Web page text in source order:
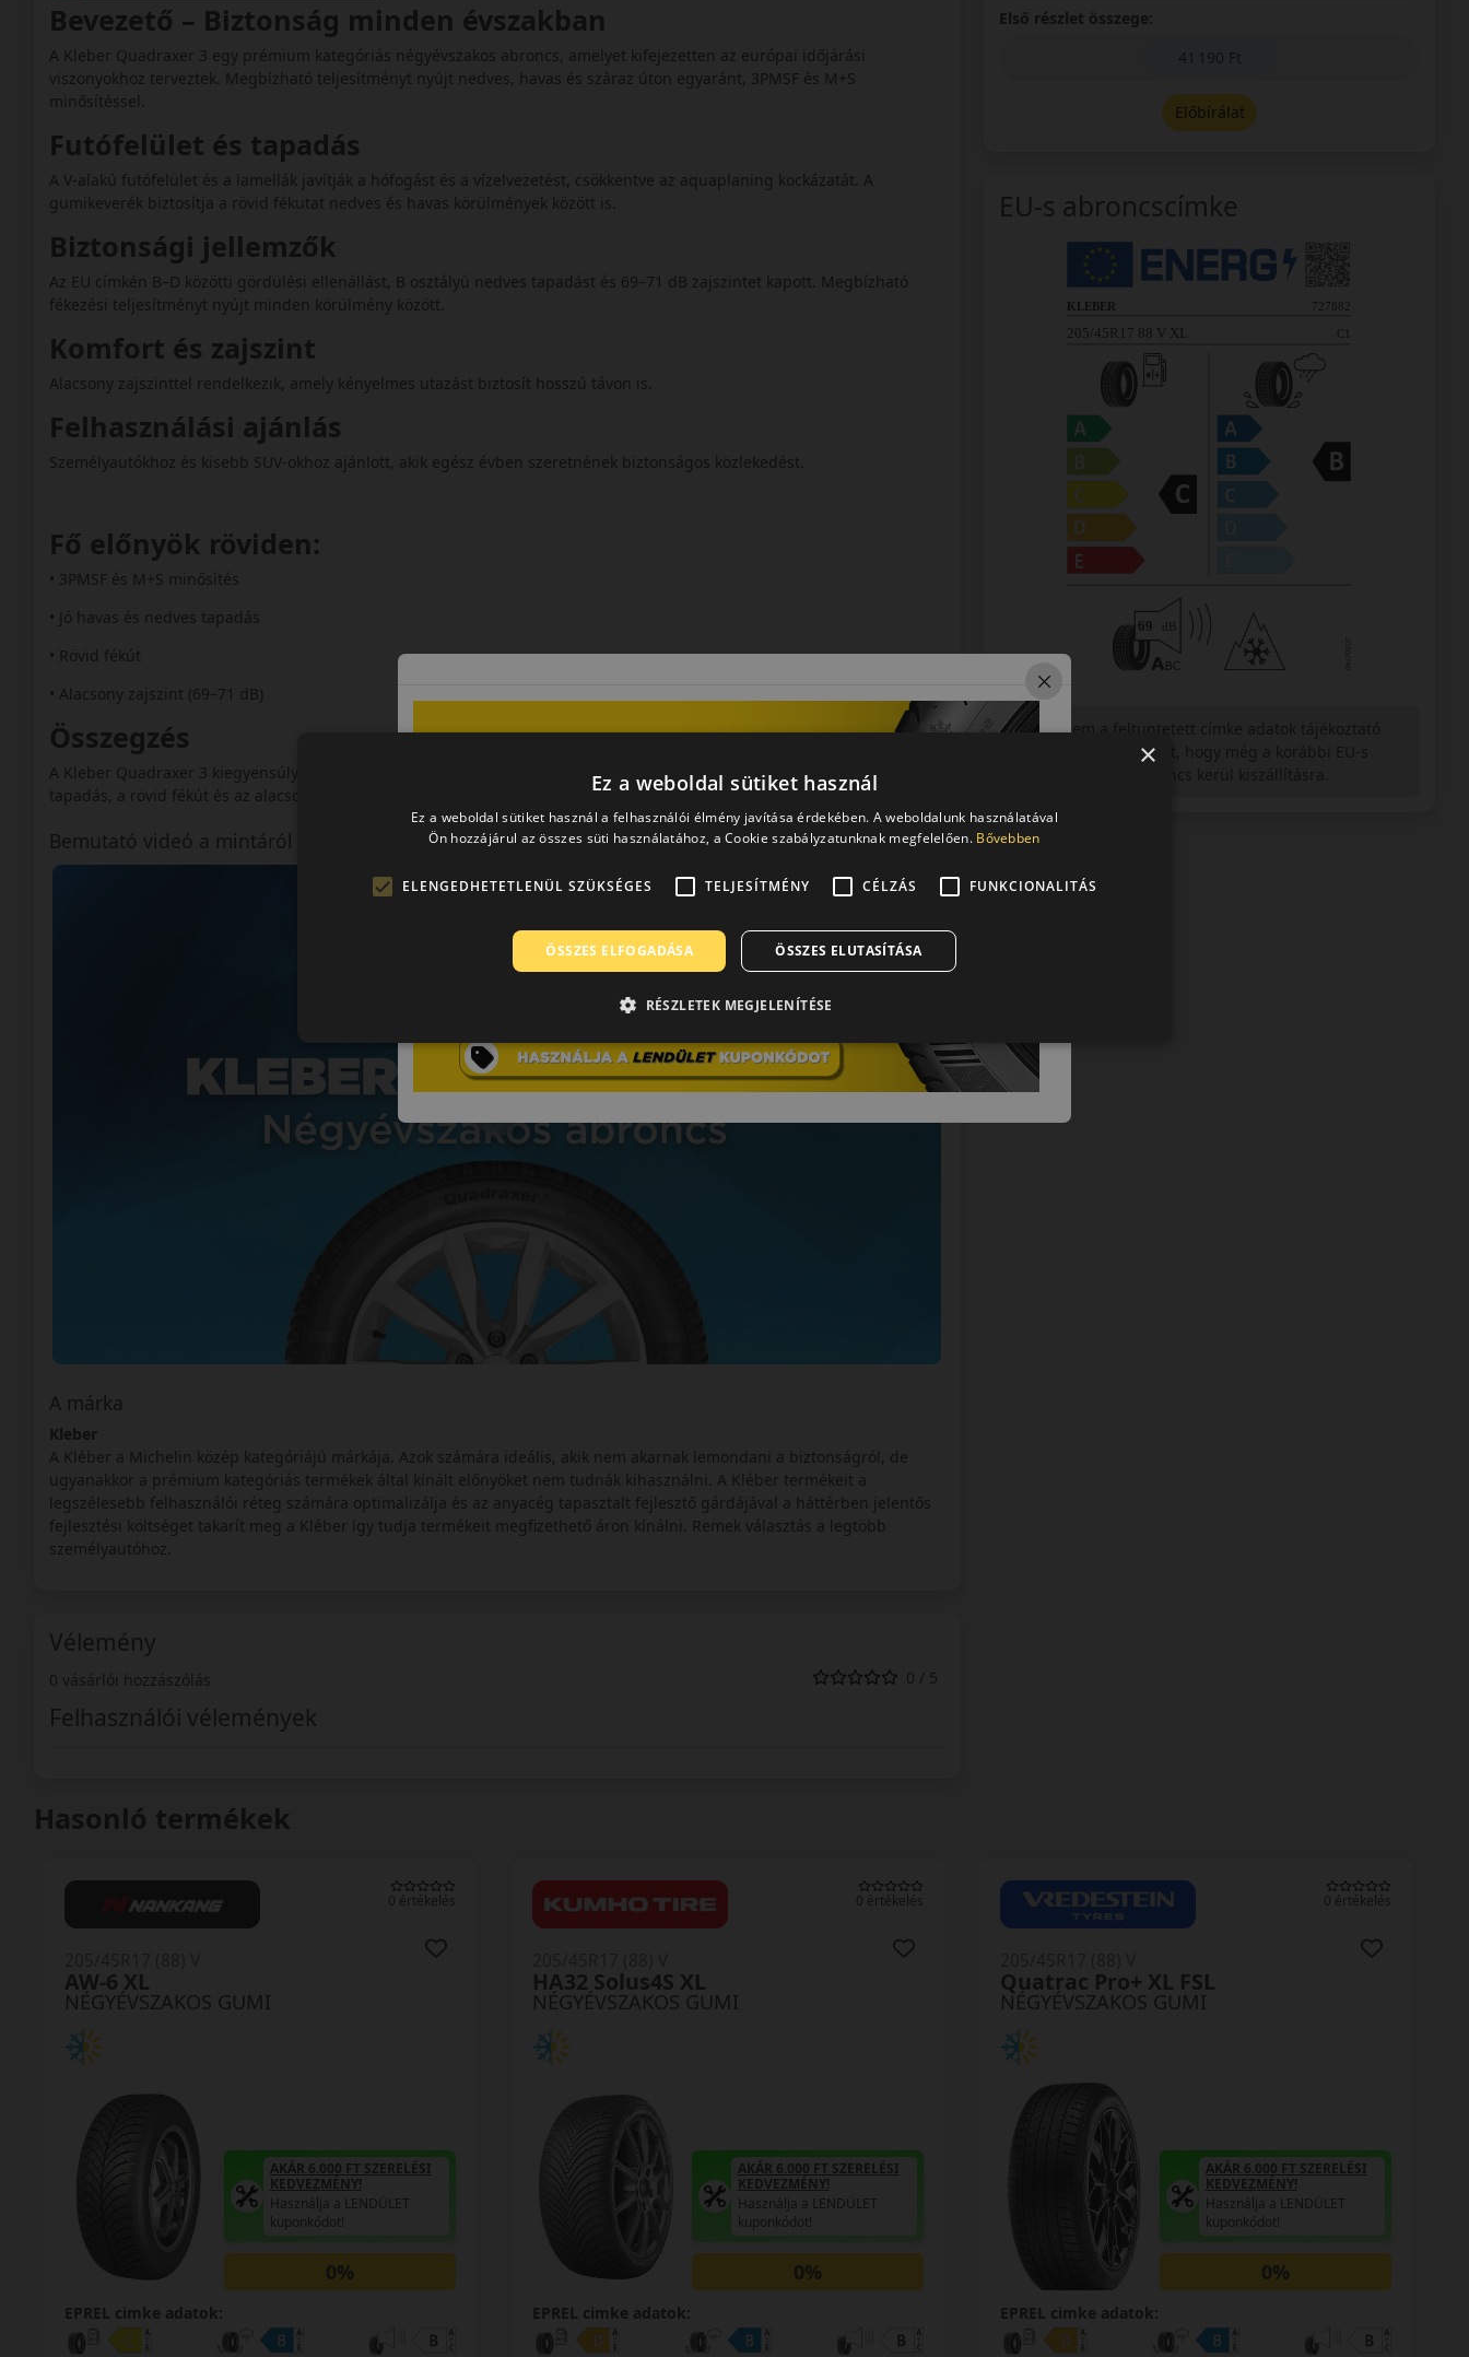
Bevezető – Biztonság minden évszakban
A Kleber Quadraxer 3 egy prémium kategóriás négyévszakos abroncs, amelyet kifejezetten az európai időjárási
viszonyokhoz terveztek. Megbízható teljesítményt nyújt nedves, havas és száraz úton egyaránt, 3PMSF és M+S
minősítéssel.
Futófelület és tapadás
A V-alakú futófelület és a lamellák javítják a hófogást és a vízelvezetést, csökkentve az aquaplaning kockázatát. A
gumikeverék biztosítja a rövid fékutat nedves és havas körülmények között is.
Biztonsági jellemzők
Az EU címkén B–D közötti gördülési ellenállást, B osztályú nedves tapadást és 69–71 dB zajszintet kapott. Megbízható
fékezési teljesítményt nyújt minden körülmény között.
Komfort és zajszint
Alacsony zajszinttel rendelkezik, amely kényelmes utazást biztosít hosszú távon is.
Felhasználási ajánlás
Személyautókhoz és kisebb SUV-okhoz ajánlott, akik egész évben szeretnének biztonságos közlekedést.
Fő előnyök röviden:
• 3PMSF és M+S minősítés
• Jó havas és nedves tapadás
• Rövid fékút
• Alacsony zajszint (69–71 dB)
Összegzés
A Kleber Quadraxer 3 kiegyensúlyozott teljesítményt nyújt egész évben. Fő előnye a megbízható havas és nedves
tapadás, a rövid fékút és az alacsony zajszint.
Bemutató videó a mintáról
A márka
Kleber
A Kléber a Michelin közép kategóriájú márkája. Azok számára ideális, akik nem akarnak lemondani a biztonságról, de
ugyanakkor a prémium kategóriás termékek által kínált előnyöket nem tudnák kihasználni. A Kléber termékeit a
legszélesebb felhasználói réteg számára optimalizálja és az anyacég tapasztalt fejlesztő gárdájával a háttérben jelentős
fejlesztési költséget takarít meg a Kléber így tudja termékeit megfizethető áron kínálni. Remek választás a legtöbb
személyautóhoz.
Vélemény
0 vásárlói hozzászólás 0 / 5
Felhasználói vélemények
Első részlet összege:
41 190 Ft
Előbírálat
EU-s abroncscímke
Figyelem a feltüntetett címke adatok tájékoztató
jellegűek. Előfordulhat, hogy még a korábbi EU-s
Hasonló termékek
0 értékelés
NÉGYÉVSZAKOS GUMI
AW-6 XL
AKÁR 6.000 FT SZERELÉSI
KEDVEZMÉNY!
Használja a LENDÜLET
kuponkódot!
0%
EPREL cimke adatok:
0 értékelés
NÉGYÉVSZAKOS GUMI
HA32 Solus4S XL
AKÁR 6.000 FT SZERELÉSI
KEDVEZMÉNY!
Használja a LENDÜLET
kuponkódot!
0%
EPREL cimke adatok:
0 értékelés
NÉGYÉVSZAKOS GUMI
Quatrac Pro+ XL FSL
AKÁR 6.000 FT SZERELÉSI
KEDVEZMÉNY!
Használja a LENDÜLET
kuponkódot!
0%
EPREL cimke adatok:
×
Ez a weboldal sütiket használ
Ez a weboldal sütiket használ a felhasználói élmény javítása érdekében. A weboldalunk használatával
Ön hozzájárul az összes süti használatához, a Cookie szabályzatunknak megfelelően. Bővebben
ELENGEDHETETLENÜL SZÜKSÉGES TELJESÍTMÉNY CÉLZÁS FUNKCIONALITÁS
ÖSSZES ELFOGADÁSA ÖSSZES ELUTASÍTÁSA
RÉSZLETEK MEGJELENÍTÉSE